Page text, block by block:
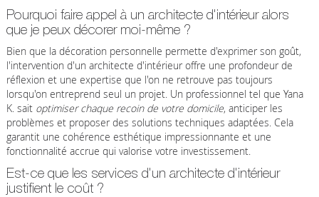
Pourquoi faire appel à un architecte d'intérieur alors
que je peux décorer moi-même ?
Bien que la décoration personnelle permette d'exprimer son goût,
l'intervention d'un architecte d'intérieur offre une profondeur de
réflexion et une expertise que l'on ne retrouve pas toujours
lorsqu'on entreprend seul un projet. Un professionnel tel que Yana
K. sait optimiser chaque recoin de votre domicile, anticiper les
problèmes et proposer des solutions techniques adaptées. Cela
garantit une cohérence esthétique impressionnante et une
fonctionnalité accrue qui valorise votre investissement.
Est-ce que les services d'un architecte d'intérieur
justifient le coût ?